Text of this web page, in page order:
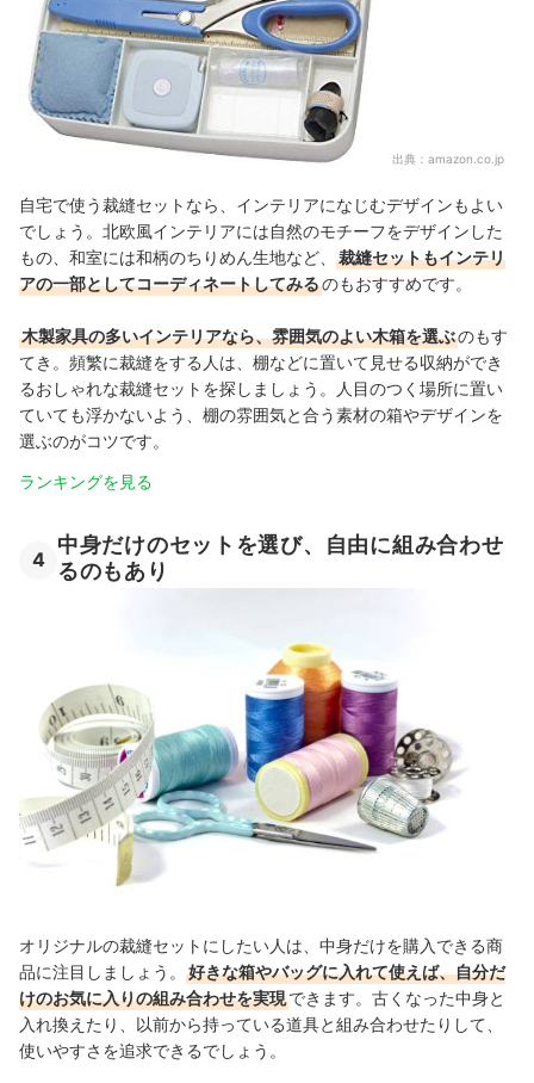
出典： amazon.co.jp
自宅で使う裁縫セットなら、インテリアになじむデザインもよい
でしょう。北欧風インテリアには自然のモチーフをデザインした
もの、和室には和柄のちりめん生地など、
裁縫セットもインテリ
アの一部としてコーディネートしてみるのもおすすめです。
木製家具の多いインテリアなら、雰囲気のよい木箱を選ぶのもす
てき。頻繁に裁縫をする人は、棚などに置いて見せる収納ができ
るおしゃれな裁縫セットを探しましょう。人目のつく場所に置い
ていても浮かないよう、棚の雰囲気と合う素材の箱やデザインを
選ぶのがコツです。
ランキングを見る
4
中身だけのセットを選び、自由に組み合わせ
るのもあり
オリジナルの裁縫セットにしたい人は、中身だけを購入できる商
品に注目しましょう。
好きな箱やバッグに入れて使えば、自分だ
けのお気に入りの組み合わせを実現できます。古くなった中身と
入れ換えたり、以前から持っている道具と組み合わせたりして、
使いやすさを追求できるでしょう。